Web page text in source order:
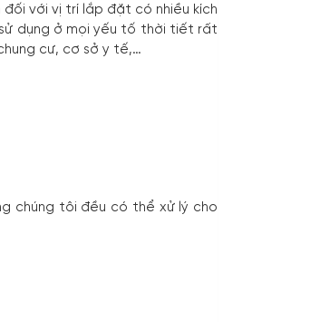
với vị trí lắp đặt có nhiều kích
dụng ở mọi yếu tố thời tiết rất
cư, cơ sở y tế,…
chúng tôi đều có thể xử lý cho